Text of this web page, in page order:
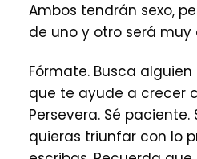
Ambos tendrán sexo,
de uno y otro será muy
Fórmate. Busca
que te ayude a crecer
Persevera. Sé
quieras triunfar con lo